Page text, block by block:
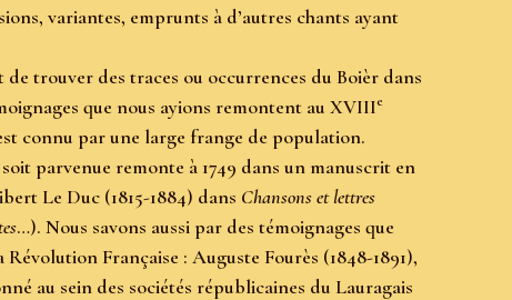
variantes, emprunts à d’autres chants ayant
trouver des traces ou occurrences du Boièr dans
que nous ayions remontent au XVIIIe
connu par une large frange de population.
parvenue remonte à 1749 dans un manuscrit en
Le Duc (1815-1884) dans Chansons et lettres
…). Nous savons aussi par des témoignages que
Française : Auguste Fourès (1848-1891),
au sein des sociétés républicaines du Lauragais